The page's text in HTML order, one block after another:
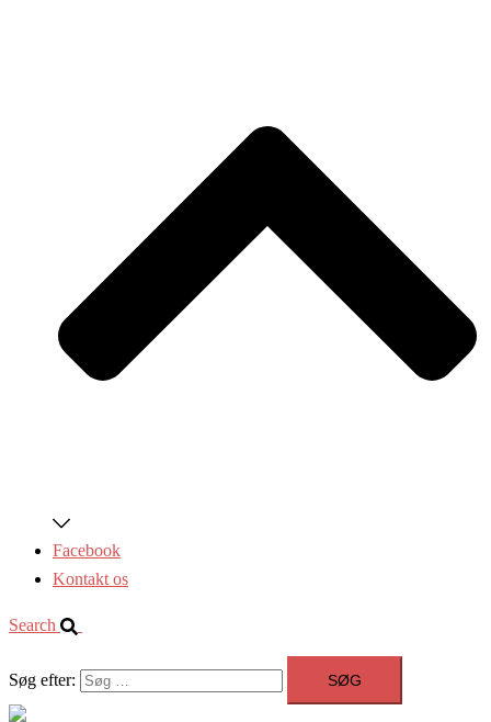
Facebook
Kontakt os
Search
Søg efter: